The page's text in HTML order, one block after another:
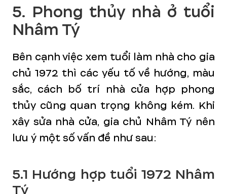
5. Phong thủy nhà ở tuổi
Nhâm Tý
Bên cạnh việc xem tuổi làm nhà cho gia
chủ 1972 thì các yếu tố về hướng, màu
sắc, cách bố trí nhà cửa hợp phong
thủy cũng quan trọng không kém. Khi
xây sửa nhà cửa, gia chủ Nhâm Tý nên
lưu ý một số vấn đề như sau:
5.1 Hướng hợp tuổi 1972 Nhâm